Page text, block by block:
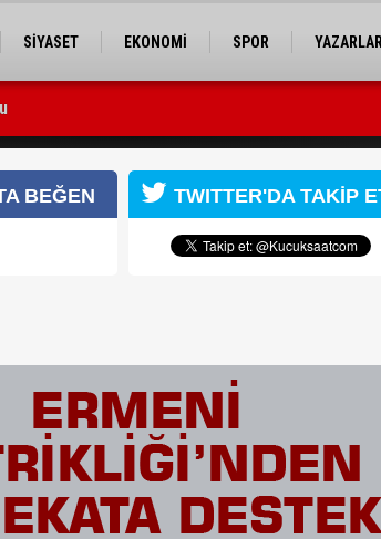
SİYASET EKONOMİ SPOR YAZARLAR
serbest bırakıldı
BEĞEN TWITTER'DA TAKİP